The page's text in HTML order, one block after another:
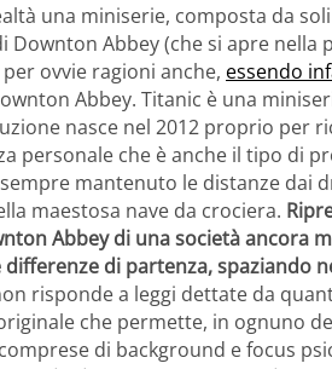
una miniserie, composta da
Downton Abbey (che si apre
per ovvie ragioni anche, essendo
Abbey. Titanic è una
nasce nel 2012 proprio per
personale che è anche il tipo di
mantenuto le distanze dai
maestosa nave da crociera.
Abbey di una società ancora
di partenza, spaziando
risponde a leggi dettate da
che permette, in ognuno
di background e focus